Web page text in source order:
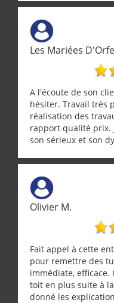
Une équipe
vraiment rassurant
artisans aussi
Les Mariées
A l'écoute de son
hésiter. Travail très
réalisation des
rapport qualité prix.
son sérieux et son
Olivier M.
Fait appel à cette
pour remettre des
immédiate,
toit en plus suite à
donné les